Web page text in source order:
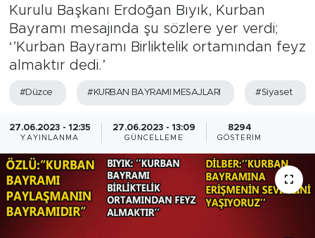
Kurulu Başkanı Erdoğan Bıyık, Kurban
Bayramı mesajında şu sözlere yer verdi;
‘’Kurban Bayramı Birliktelik ortamından feyz
almaktır dedi.’
#Düzce #KURBAN BAYRAMI MESAJLARI #Siyaset
27.06.2023 - 12:35
YAYINLANMA
27.06.2023 - 13:09
GÜNCELLEME
8294
GÖSTERIM